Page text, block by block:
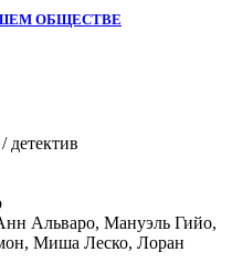
ОБЩЕСТВЕ
детектив
Альваро, Мануэль Гийо,
, Миша Леско, Лоран